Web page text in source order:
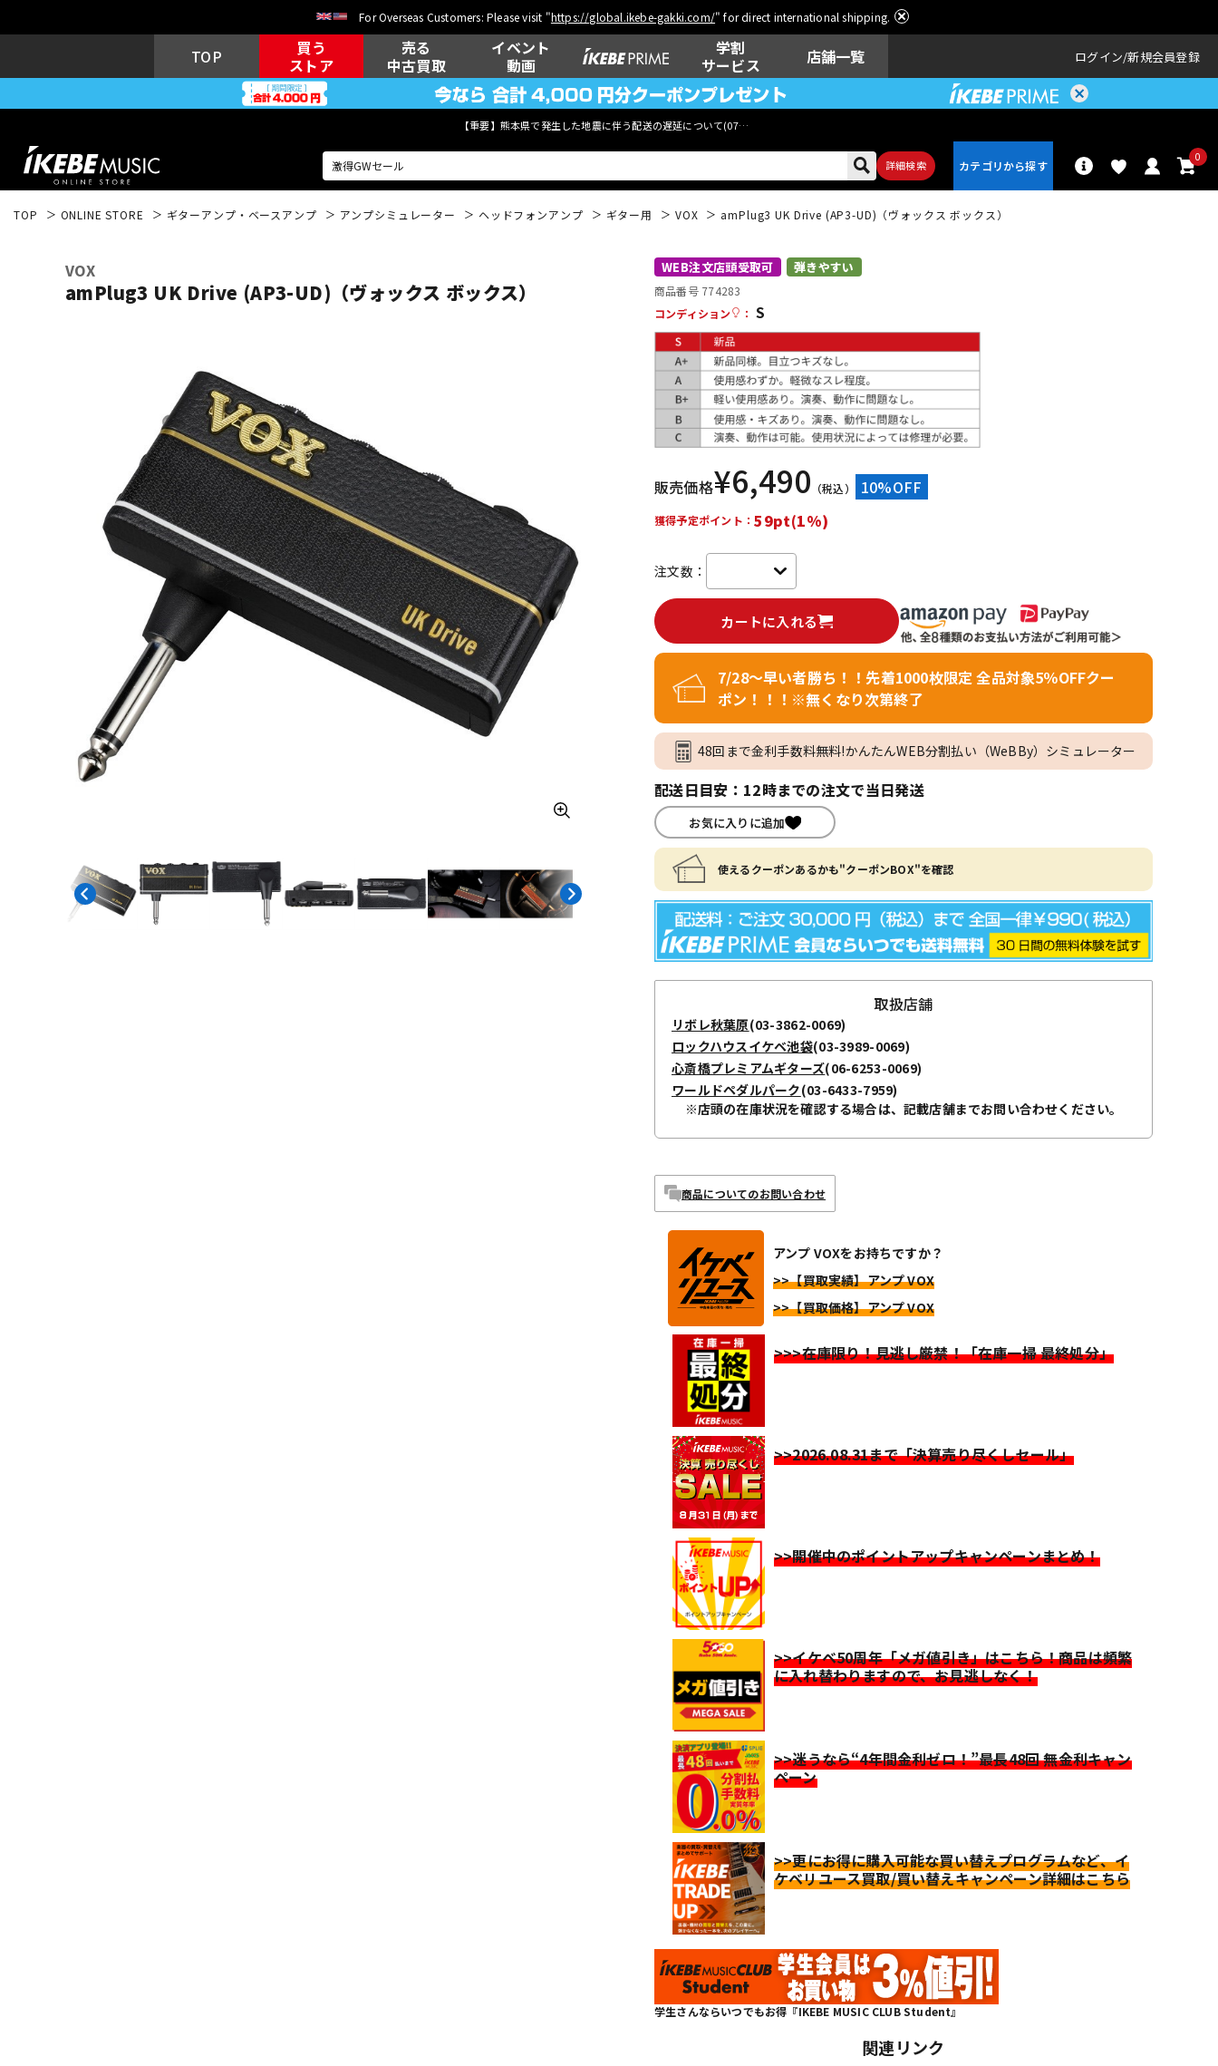
For Overseas Customers: Please visit "https://global.ikebe-gakki.com/" for direct international shipping.
TOP
買う
ストア
売る
中古買取
イベント
動画
学割
サービス
店舗一覧 ログイン 新規会員登録
【重要】熊本県で発生した地震に伴う配送の遅延について(07月29日
詳細検索
0
ウクレレ ドラム
その他楽器
DJ機器 DTM レコーディン
グ機器
配信/ライブ
機器
中古 ヴィンテージ
TOP ONLINE STORE ギターアンプ・ベースアンプ アンプシミュレーター ヘッドフォンアンプ ギター用 VOX amPlug3 UK Drive (AP3-UD)（ヴォックス ボックス）
VOX
amPlug3 UK Drive (AP3-UD)（ヴォックス ボックス）
WEB注文店頭受取可 弾きやすい
商品番号 774283
コンディション
： S
販売価格¥6,490 （税込） 10%OFF
獲得予定ポイント： 59pt(1%)
注文数：
カートに入れる
7/28～早い者勝ち！！先着1000枚限定 全品対象5％OFFクー
ポン！！！※無くなり次第終了
48回まで金利手数料無料!かんたんWEB分割払い（WeBBy）シミュレーター
配送日目安：12時までの注文で当日発送
お気に入りに追加
使えるクーポンあるかも"クーポンBOX"を確認
取扱店舗
リボレ秋葉原(03-3862-0069)
ロックハウスイケベ池袋(03-3989-0069)
心斎橋プレミアムギターズ(06-6253-0069)
ワールドペダルパーク(03-6433-7959)
※店頭の在庫状況を確認する場合は、記載店舗までお問い合わせください。
商品についてのお問い合わせ
アンプ VOXをお持ちですか？
>>【買取実績】アンプ VOX
>>【買取価格】アンプ VOX
>>>在庫限り！見逃し厳禁！「在庫一掃 最終処分」
>>2026.08.31まで「決算売り尽くしセール」
>>開催中のポイントアップキャンペーンまとめ！
>>イケベ50周年「メガ値引き」はこちら！商品は頻繁
に入れ替わりますので、お見逃しなく！
>>迷うなら“4年間金利ゼロ！”最長48回 無金利キャン
ペーン
>>更にお得に購入可能な買い替えプログラムなど、イ
ケベリユース買取/買い替えキャンペーン詳細はこちら
学生さんならいつでもお得『IKEBE MUSIC CLUB Student』
関連リンク